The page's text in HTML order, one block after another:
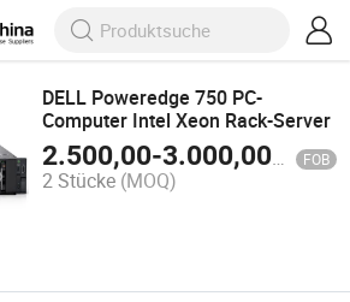
DELL Poweredge 750 PC-
Computer Intel Xeon Rack-Server
2.500,00-3.000,00$ FOB
2 Stücke (MOQ)